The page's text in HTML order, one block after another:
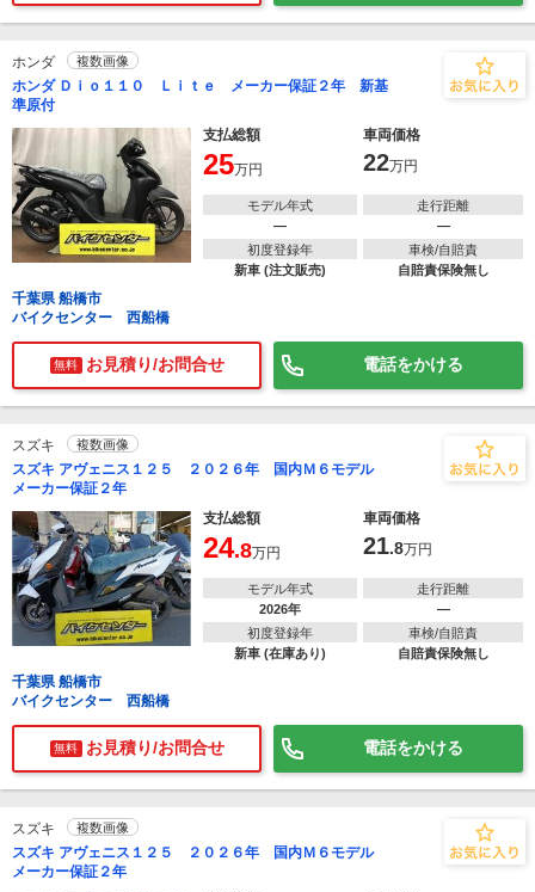
ホンダ 複数画像
ホンダ Ｄｉｏ１１０ Ｌｉｔｅ メーカー保証２年 新基
準原付
支払総額
車両価格
25万円 22万円
モデル年式
―
走行距離
―
初度登録年
新車 (注文販売)
車検/自賠責
自賠責保険無し
千葉県 船橋市
バイクセンター 西船橋
無料 お見積り/お問合せ 電話をかける
スズキ 複数画像
スズキ アヴェニス１２５ ２０２６年 国内Ｍ６モデル
メーカー保証２年
支払総額
車両価格
24.8万円 21.8万円
モデル年式
2026年
走行距離
―
初度登録年
新車 (在庫あり)
車検/自賠責
自賠責保険無し
千葉県 船橋市
バイクセンター 西船橋
無料 お見積り/お問合せ 電話をかける
スズキ 複数画像
スズキ アヴェニス１２５ ２０２６年 国内Ｍ６モデル
メーカー保証２年